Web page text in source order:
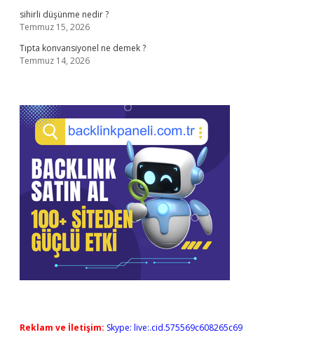
sihirli düşünme nedir ?
Temmuz 15, 2026
Tıpta konvansiyonel ne demek ?
Temmuz 14, 2026
Reklam ve İletişim: Skype: live:.cid.575569c608265c69